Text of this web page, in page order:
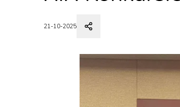
21-10-2025